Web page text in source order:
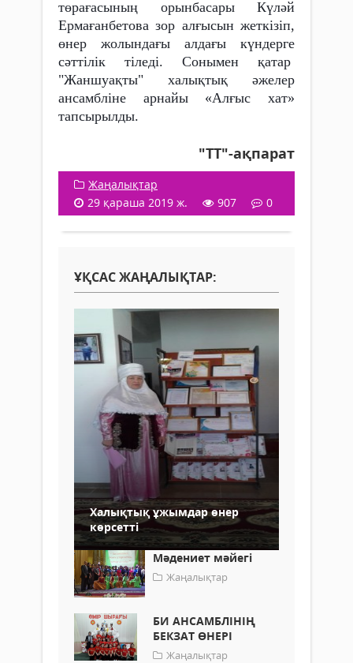
төрағасының орынбасары Күләй
Ермағанбетова зор алғысын жеткізіп,
өнер жолындағы алдағы күндерге
сәттілік тіледі. Сонымен қатар
"Жаншуақты" халықтық әжелер
ансамбліне арнайы «Алғыс хат»
тапсырылды.
"ТТ"-ақпарат
Жаңалықтар
29 қараша 2019 ж.
907 0
ҰҚСАС ЖАҢАЛЫҚТАР:
Халықтық ұжымдар өнер
көрсетті
Мәдениет мәйегі
Жаңалықтар
БИ АНСАМБЛІНІҢ
БЕКЗАТ ӨНЕРІ
Жаңалықтар